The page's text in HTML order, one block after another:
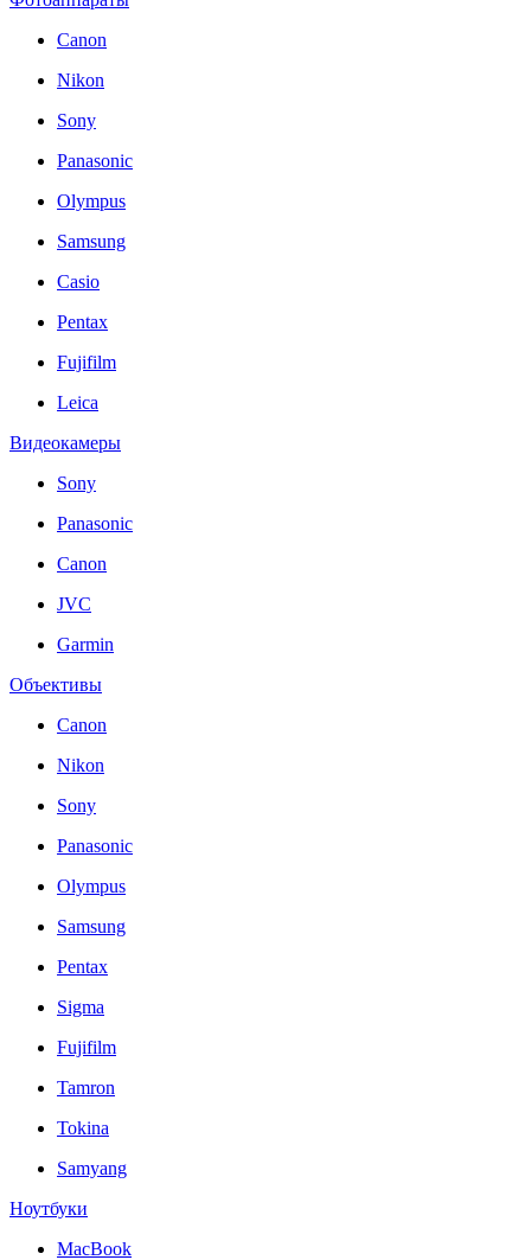
Canon
Nikon
Sony
Panasonic
Olympus
Samsung
Casio
Pentax
Fujifilm
Leica
Видеокамеры
Sony
Panasonic
Canon
JVC
Garmin
Объективы
Canon
Nikon
Sony
Panasonic
Olympus
Samsung
Pentax
Sigma
Fujifilm
Tamron
Tokina
Samyang
Ноутбуки
MacBook